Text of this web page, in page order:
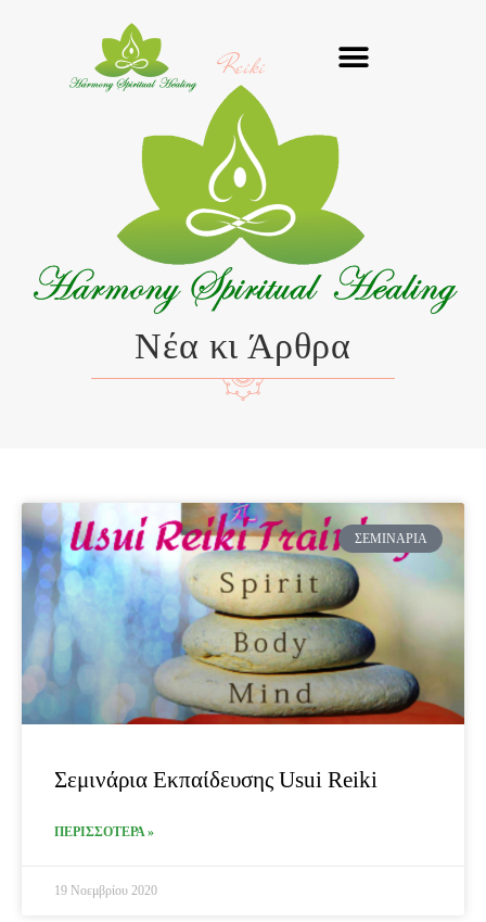
Reiki
Νέα κι Άρθρα
ΣΕΜΙΝΆΡΙΑ
Σεμινάρια Εκπαίδευσης Usui Reiki
ΠΕΡΙΣΣΟΤΕΡΑ »
19 Νοεμβρίου 2020